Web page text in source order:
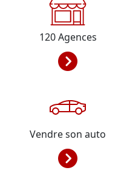
120Agences
Vendre son auto